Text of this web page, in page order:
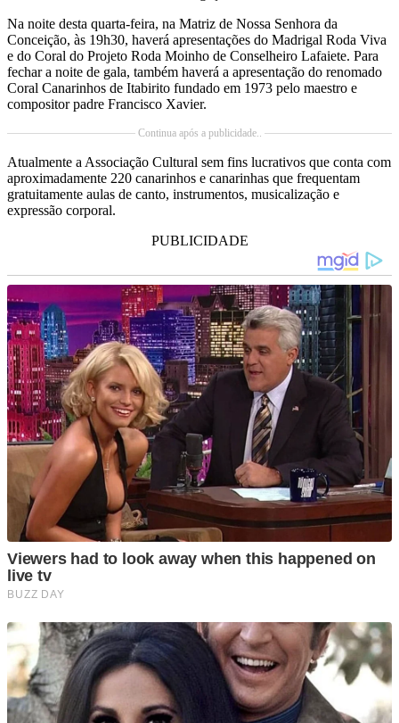
Na noite desta quarta-feira, na Matriz de Nossa Senhora da
Conceição, às 19h30, haverá apresentações do Madrigal Roda Viva
e do Coral do Projeto Roda Moinho de Conselheiro Lafaiete. Para
fechar a noite de gala, também haverá a apresentação do renomado
Coral Canarinhos de Itabirito fundado em 1973 pelo maestro e
compositor padre Francisco Xavier.
Continua após a publicidade..
Atualmente a Associação Cultural sem fins lucrativos que conta com
aproximadamente 220 canarinhos e canarinhas que frequentam
gratuitamente aulas de canto, instrumentos, musicalização e
expressão corporal.
PUBLICIDADE